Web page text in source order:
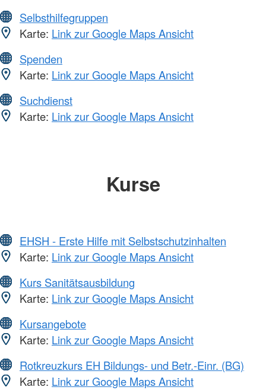
Selbsthilfegruppen
Karte: Link zur Google Maps Ansicht
Spenden
Karte: Link zur Google Maps Ansicht
Suchdienst
Karte: Link zur Google Maps Ansicht
Kurse
EHSH - Erste Hilfe mit Selbstschutzinhalten
Karte: Link zur Google Maps Ansicht
Kurs Sanitätsausbildung
Karte: Link zur Google Maps Ansicht
Kursangebote
Karte: Link zur Google Maps Ansicht
Rotkreuzkurs EH Bildungs- und Betr.-Einr. (BG)
Karte: Link zur Google Maps Ansicht